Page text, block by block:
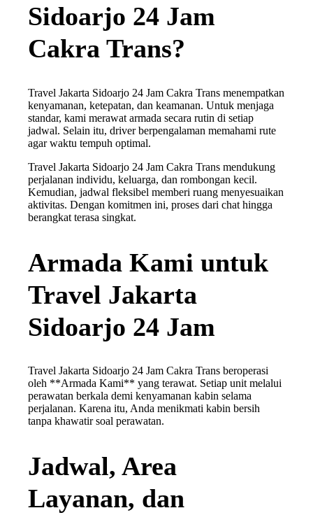
Sidoarjo 24 Jam
Cakra Trans?
Travel Jakarta Sidoarjo 24 Jam Cakra Trans menempatkan
kenyamanan, ketepatan, dan keamanan. Untuk menjaga
standar, kami merawat armada secara rutin di setiap
jadwal. Selain itu, driver berpengalaman memahami rute
agar waktu tempuh optimal.
Travel Jakarta Sidoarjo 24 Jam Cakra Trans mendukung
perjalanan individu, keluarga, dan rombongan kecil.
Kemudian, jadwal fleksibel memberi ruang menyesuaikan
aktivitas. Dengan komitmen ini, proses dari chat hingga
berangkat terasa singkat.
Armada Kami untuk
Travel Jakarta
Sidoarjo 24 Jam
Travel Jakarta Sidoarjo 24 Jam Cakra Trans beroperasi
oleh **Armada Kami** yang terawat. Setiap unit melalui
perawatan berkala demi kenyamanan kabin selama
perjalanan. Karena itu, Anda menikmati kabin bersih
tanpa khawatir soal perawatan.
Jadwal, Area
Layanan, dan